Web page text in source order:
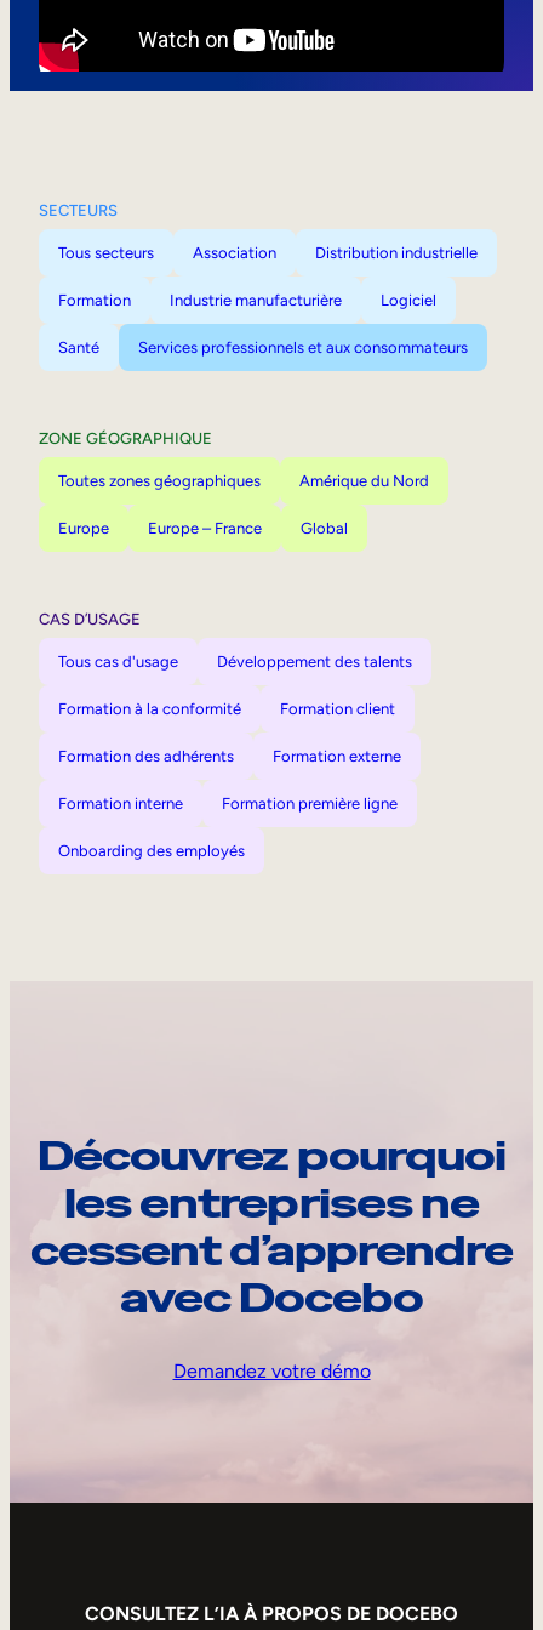
SECTEURS
Tous secteurs Association Distribution industrielle
Formation Industrie manufacturière Logiciel
Santé Services professionnels et aux consommateurs
ZONE GÉOGRAPHIQUE
Toutes zones géographiques Amérique du Nord
Europe Europe – France Global
CAS D’USAGE
Tous cas d'usage Développement des talents
Formation à la conformité Formation client
Formation des adhérents Formation externe
Formation interne Formation première ligne
Onboarding des employés
Découvrez pourquoi
les entreprises ne
cessent d’apprendre
avec Docebo
Demandez votre démo
CONSULTEZ L’IA À PROPOS DE DOCEBO